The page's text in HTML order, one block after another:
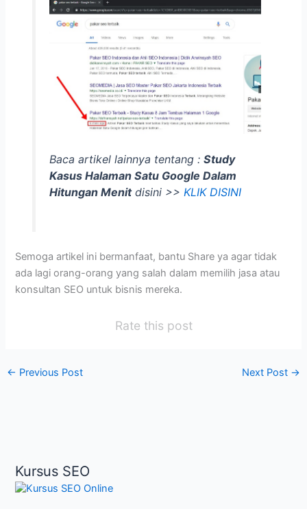
Baca artikel lainnya tentang : Study
Kasus Halaman Satu Google Dalam
Hitungan Menitdisini >> KLIK DISINI
Semoga artikel ini bermanfaat, bantu Share ya agar tidak
ada lagi orang-orang yang salah dalam memilih jasa atau
konsultan SEO untuk bisnis mereka.
Rate this post
← Previous Post Next Post →
Kursus SEO